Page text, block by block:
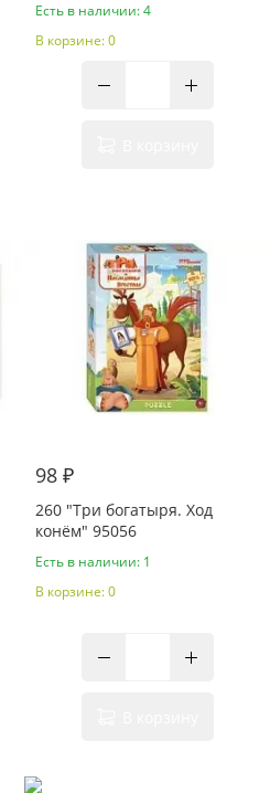
Есть в наличии: 4
В корзине: 0
98 ₽
260 "Три богатыря. Ход
конём" 95056
Есть в наличии: 1
В корзине: 0